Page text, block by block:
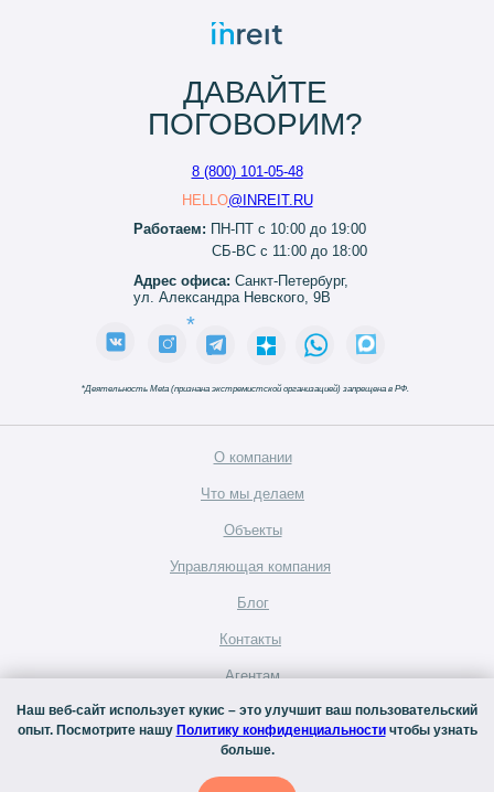
Наш веб-сайт использует кукис – это улучшит ваш пользовательский
опыт. Посмотрите нашу Политику конфиденциальностичтобы узнать
больше.
О компании
Блог
Объекты
Что мы делаем
Контакты
Управляющая компания
ДАВАЙТЕ
ПОГОВОРИМ?
8 (800) 101-05-48
HELLO@INREIT.RU
Агентам
Вакансии
Аренда
коммерческих
площадей
Работаем: ПН-ПТ с 10:00 до 19:00
СБ-ВС с 11:00 до 18:00
Адрес офиса: Санкт-Петербург,
ул. Александра Невского, 9В
*
*Деятельность Meta (признана экстремистской организацией) запрещена в РФ.